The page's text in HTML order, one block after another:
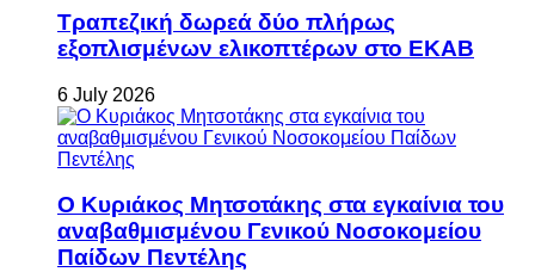
Τραπεζική δωρεά δύο πλήρως
εξοπλισμένων ελικοπτέρων στο ΕΚΑΒ
6 July 2026
Ο Κυριάκος Μητσοτάκης στα εγκαίνια του
αναβαθμισμένου Γενικού Νοσοκομείου
Παίδων Πεντέλης